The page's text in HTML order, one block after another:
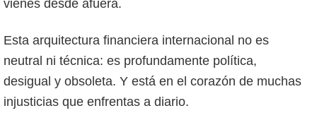
vienes desde afuera.
Esta arquitectura financiera internacional no es
neutral ni técnica: es profundamente política,
desigual y obsoleta. Y está en el corazón de muchas
injusticias que enfrentas a diario.